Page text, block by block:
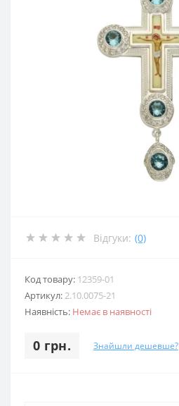
Відгуки: (0)
Код товару: 12359-01
Артикул:2.10.0075-21
Наявність: Немає в наявності
0 грн. Знайшли дешевше?